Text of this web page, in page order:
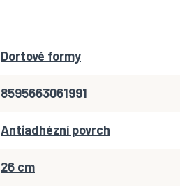
Dortové formy
8595663061991
Antiadhézní povrch
26 cm